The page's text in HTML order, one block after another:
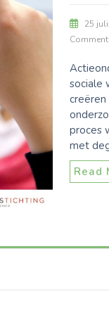
25
sociale
proces
met
Read